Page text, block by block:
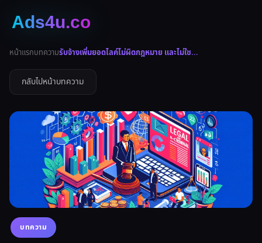
หน้าแรกบทความรับจ้างเพิ่มยอดไลค์ไม่ผิดกฎหมาย และไม่ใช...
กลับไปหน้าบทความ
บทความ